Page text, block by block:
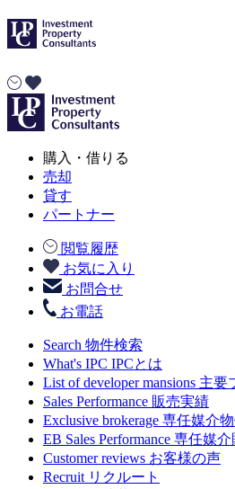
購入・借りる
売却
貸す
パートナー
閲覧履歴
お気に入り
お問合せ
お電話
Search 物件検索
What's IPC IPCとは
List of developer mansions 主要
Sales Performance 販売実績
Exclusive brokerage 専任媒介
EB Sales Performance 専任媒介
Customer reviews お客様の声
Recruit リクルート